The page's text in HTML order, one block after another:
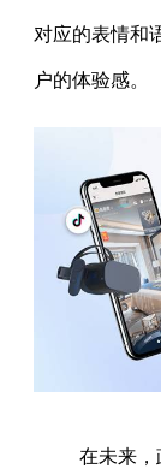
对应的表情和
户的体验感。
在未来，